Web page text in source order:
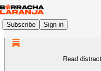
Subscribe Sign in
Read